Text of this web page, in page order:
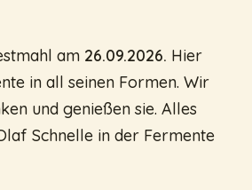
am 26.09.2026. Hier
in all seinen Formen. Wir
und genießen sie. Alles
Schnelle in der Fermente